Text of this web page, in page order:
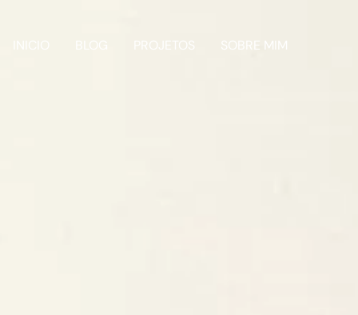
PROJETOS SOBRE MIM